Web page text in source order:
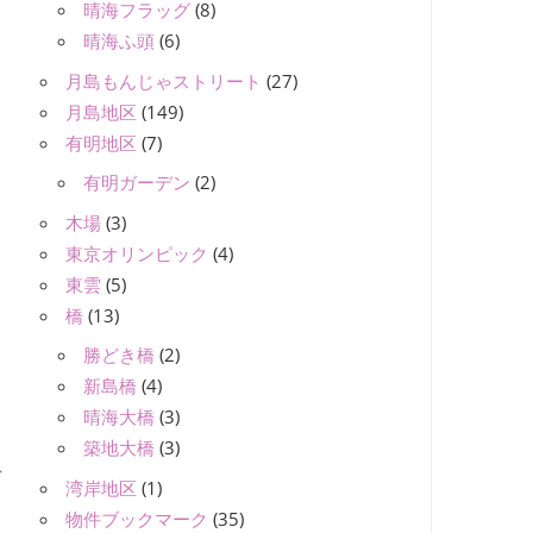
晴海フラッグ (8)
晴海ふ頭 (6)
月島もんじゃストリート (27)
月島地区 (149)
有明地区 (7)
有明ガーデン (2)
木場 (3)
東京オリンピック (4)
東雲 (5)
橋 (13)
勝どき橋 (2)
新島橋 (4)
晴海大橋 (3)
築地大橋 (3)
湾岸地区 (1)
物件ブックマーク (35)